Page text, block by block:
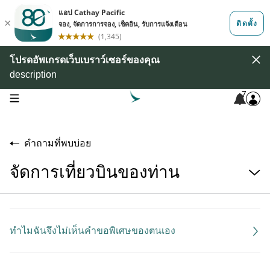
โปรดอัพเกรดเว็บเบราว์เซอร์ของคุณ
description
open navigation menu 7
คำถามที่พบบ่อย
จัดการเที่ยวบินของท่าน
ทำไมฉันจึงไม่เห็นคำขอพิเศษของตนเอง